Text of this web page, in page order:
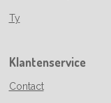
Ty
Klantenservice
Contact